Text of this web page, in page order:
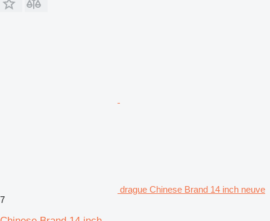
drague Chinese Brand 14 inch neuve
7